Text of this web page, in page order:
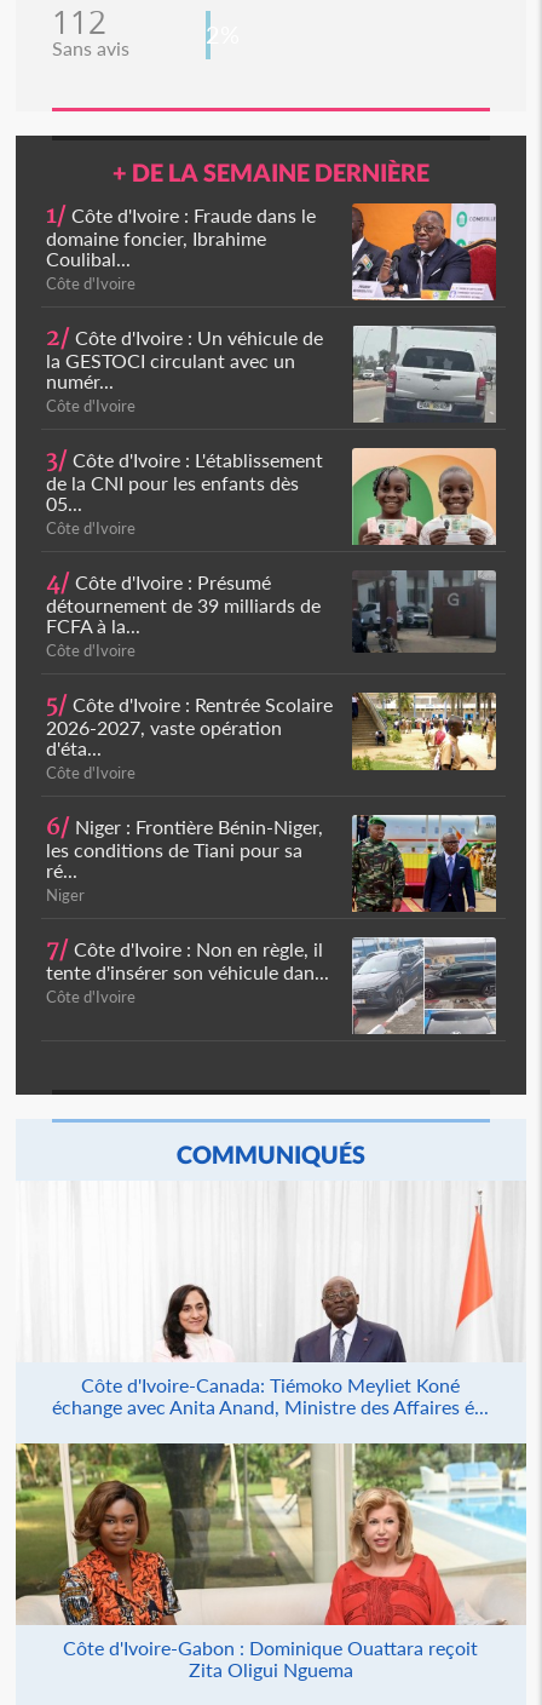
112
Sans avis 2%
+ DE LA SEMAINE DERNIÈRE
1/ Côte d'Ivoire : Fraude dans le
domaine foncier, Ibrahime
Coulibal...
Côte d'Ivoire
2/ Côte d'Ivoire : Un véhicule de
la GESTOCI circulant avec un
numér...
Côte d'Ivoire
3/ Côte d'Ivoire : L'établissement
de la CNI pour les enfants dès
05...
Côte d'Ivoire
4/ Côte d'Ivoire : Présumé
détournement de 39 milliards de
FCFA à la...
Côte d'Ivoire
5/ Côte d'Ivoire : Rentrée Scolaire
2026-2027, vaste opération
d'éta...
Côte d'Ivoire
6/ Niger : Frontière Bénin-Niger,
les conditions de Tiani pour sa
ré...
Niger
7/ Côte d'Ivoire : Non en règle, il
tente d'insérer son véhicule dan...
Côte d'Ivoire
COMMUNIQUÉS
Côte d'Ivoire-Canada: Tiémoko Meyliet Koné
échange avec Anita Anand, Ministre des Affaires é...
Côte d'Ivoire-Gabon : Dominique Ouattara reçoit
Zita Oligui Nguema